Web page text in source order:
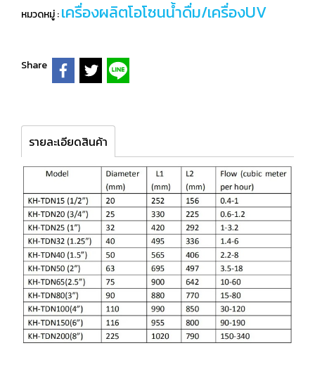
หมวดหมู่ :เครื่องผลิตโอโซนน้ำดื่ม/เครื่องUV
Share
รายละเอียดสินค้า